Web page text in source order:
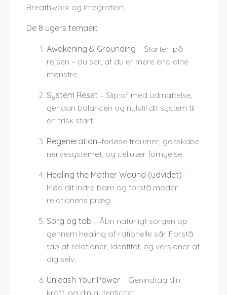
Breathwork og integration.
De 8 ugers temaer:
Awakening & Grounding – Starten på
rejsen – du ser, at du er mere end dine
mønstre.
System Reset – Slip af med udmattelse,
gendan balancen og nulstil dit system til
en frisk start.
Regeneration–forløse traumer, genskabe
nervesystemet, og cellulær fornyelse.
Healing the Mother Wound (udvidet) –
Mød dit indre barn og forstå moder
relationens præg.
Sorg og tab – Åbn naturligt sorgen op
gennem healing af rationelle sår. Forstå
tab af relationer, identitet, og versioner af
dig selv.
Unleash Your Power – Genindtag din
kraft, og din autenticitet.